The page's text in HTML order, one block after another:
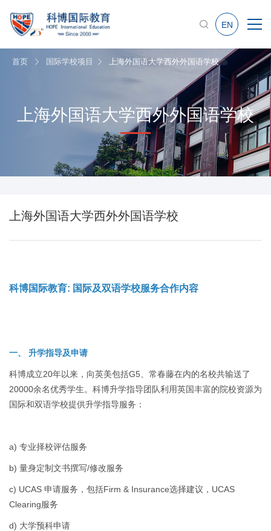
EN
首页 国际学校项目 上海外国语大学西外外国语学校
上海外国语大学西外外国语学校
上海外国语大学西外外国语学校
科博国际教育: 国际及双语学校服务合作内容
一、 升学指导及申请
科博成立20年以来，向英美包括G5、常春藤在内的名校共输送了
20000余名优秀学生。科博升学指导团队利用英国丰富的院校资源为
国际和双语学校提供升学指导服务：
a) 专业择校评估服务
b) 量身定制文书撰写/修改服务
c) UCAS 申请服务，包括Firm & Insurance选择建议，UCAS
Clearing服务
d) 大学预科申请